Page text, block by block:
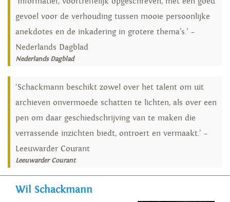
gevoel voor de verhouding tussen mooie persoonlijke
anekdotes en de inkadering in grotere thema’s.’ –
Nederlands Dagblad
Nederlands Dagblad
‘Schackmann beschikt zowel over het talent om uit
archieven onvermoede schatten te lichten, als over een
pen om daar geschiedschrijving van te maken die
verrassende inzichten biedt, ontroert en vermaakt.’ –
Leeuwarder Courant
Leeuwarder Courant
Wil Schackmann